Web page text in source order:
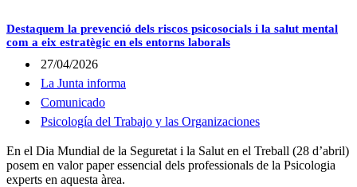
Destaquem la prevenció dels riscos psicosocials i la salut mental
com a eix estratègic en els entorns laborals
27/04/2026
La Junta informa
Comunicado
Psicología del Trabajo y las Organizaciones
En el Dia Mundial de la Seguretat i la Salut en el Treball (28 d’abril)
posem en valor paper essencial dels professionals de la Psicologia
experts en aquesta àrea.